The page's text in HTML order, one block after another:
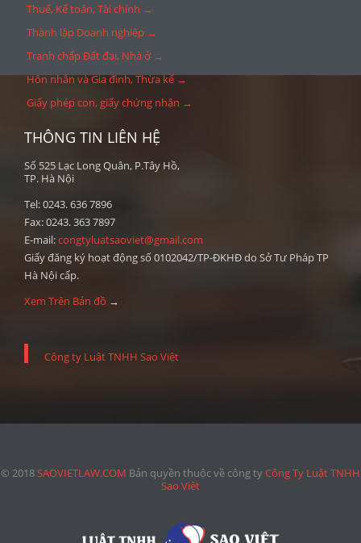
Thuế, Kế toán, Tài chính →
Thành lập Doanh nghiệp →
Tranh chấp Đất đai, Nhà ở →
Hôn nhân và Gia đình, Thừa kế →
Giấy phép con, giấy chứng nhận →
THÔNG TIN LIÊN HỆ
Số 525 Lạc Long Quân, P.Tây Hồ,
TP. Hà Nội
Tel: 0243. 636 7896
Fax: 0243. 363 7897
E-mail:congtyluatsaoviet@gmail.com
Giấy đăng ký hoạt động số 0102042/TP-ĐKHĐ do Sở Tư Pháp TP
Hà Nội cấp.
Xem Trên Bản đồ →
Công ty Luật TNHH Sao Việt
© 2018SAOVIETLAW.COM Bản quyền thuộc về công tyCông Ty Luật TNHH
Sao Việt